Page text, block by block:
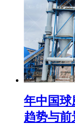
年中国球
趋势与前